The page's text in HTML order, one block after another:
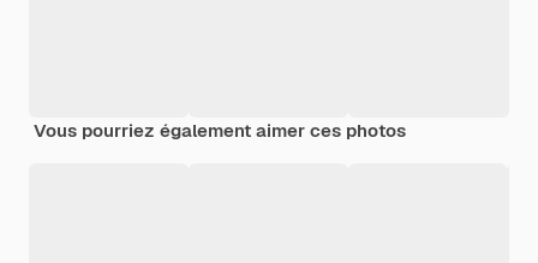
Vous pourriez également aimer ces photos